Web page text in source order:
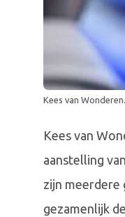
Kees van Wonderen.
Kees van
aanstelling
zijn meerdere
gezamenlijk